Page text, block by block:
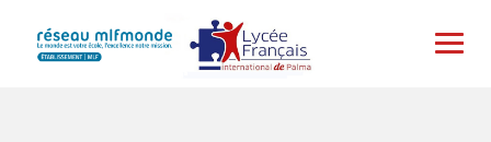
content